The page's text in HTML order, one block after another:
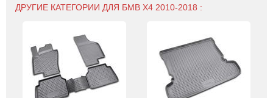
ДРУГИЕ КАТЕГОРИИ ДЛЯ БМВ Х4 2010-2018 :